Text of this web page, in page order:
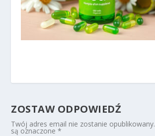
ZOSTAW ODPOWIEDŹ
Twój adres email nie zostanie opublikowany.
są oznaczone*